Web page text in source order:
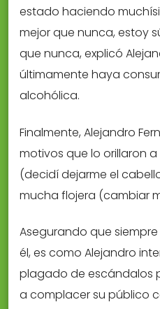
estado haciendo
mejor que nunca, estoy
que nunca, explicó
últimamente haya
alcohólica.
Finalmente, Alejandro
motivos que lo orillaron a
(decidí dejarme el
mucha flojera (cambiar
Asegurando que
él, es como Alejandro
plagado de escándalos
a complacer su público